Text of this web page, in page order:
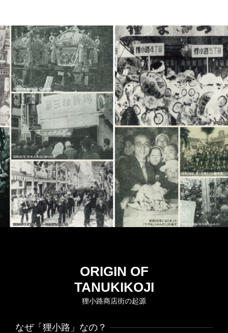
かみどり」が始まりました。
1937
1958 アーケードの登場
鈴蘭灯に続く狸小路の顔となった全蓋アーケード
は、1958（昭和33）年に狸小路3丁目に設置され
たのを皮切りに、1960（昭和35）年の狸小路2丁
目の完成をもって、狸小路1〜7丁目の街路が屋
なり、個性を競い合っていました。1982（昭和
57）年には2代目となる現在のアーケードとカ
ラー舗装が、狸小路1〜6丁目に設置され、国道
グアーケードとなりました。
ORIGIN OF
TANUKIKOJI
狸小路商店街の起源
なぜ「狸小路」なの？